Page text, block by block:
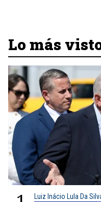
Lo más
Luiz Inácio Lula Da